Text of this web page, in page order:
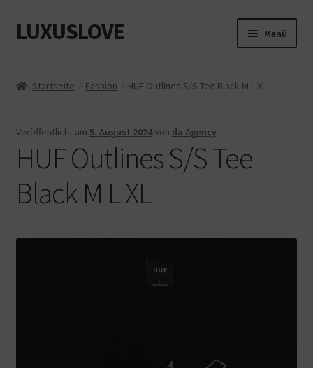
Zur
Navigation
Zum
Inhalt
LUXUSLOVE Menü
Startseite Fashion HUF Outlines S/S Tee Black M L XL
Veröffentlicht am 5. August 2024von da Agency
HUF Outlines S/S Tee
Black M L XL